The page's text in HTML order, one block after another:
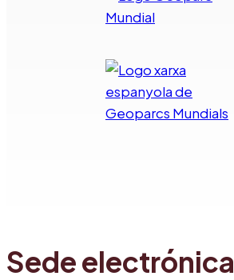
Sede electrónica